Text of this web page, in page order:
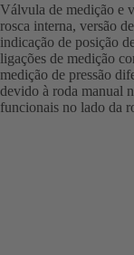
Válvula de medição e
rosca interna, versão
indicação de posição
ligações de medição
medição de pressão
devido à roda manual
funcionais no lado da